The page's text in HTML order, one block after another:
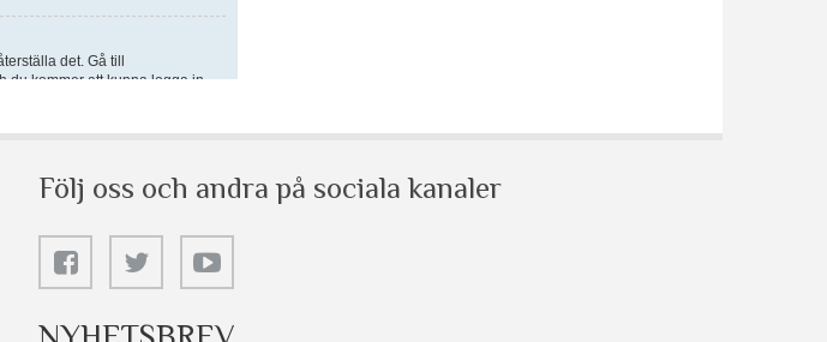
Följ oss och andra på sociala kanaler